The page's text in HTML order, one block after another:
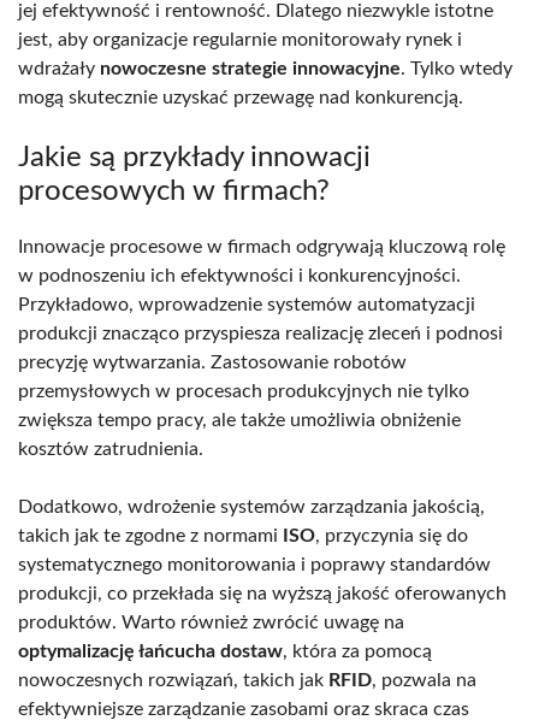
jej efektywność i rentowność. Dlatego niezwykle istotne
jest, aby organizacje regularnie monitorowały rynek i
wdrażały nowoczesne strategie innowacyjne. Tylko wtedy
mogą skutecznie uzyskać przewagę nad konkurencją.
Jakie są przykłady innowacji
procesowych w firmach?
Innowacje procesowe w firmach odgrywają kluczową rolę
w podnoszeniu ich efektywności i konkurencyjności.
Przykładowo, wprowadzenie systemów automatyzacji
produkcji znacząco przyspiesza realizację zleceń i podnosi
precyzję wytwarzania. Zastosowanie robotów
przemysłowych w procesach produkcyjnych nie tylko
zwiększa tempo pracy, ale także umożliwia obniżenie
kosztów zatrudnienia.
Dodatkowo, wdrożenie systemów zarządzania jakością,
takich jak te zgodne z normami
ISO, przyczynia się do
systematycznego monitorowania i poprawy standardów
produkcji, co przekłada się na wyższą jakość oferowanych
produktów. Warto również zwrócić uwagę na
optymalizację łańcucha dostaw, która za pomocą
nowoczesnych rozwiązań, takich jak RFID, pozwala na
efektywniejsze zarządzanie zasobami oraz skraca czas